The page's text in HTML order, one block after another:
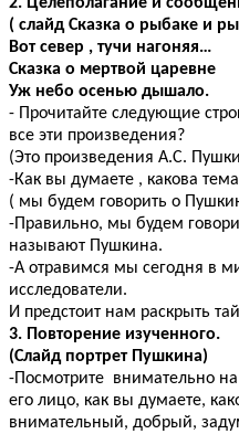
( слайд Сказка о рыбаке и
Вот север , тучи нагоняя…
Сказка о мертвой царевне
Уж небо осенью дышало.
- Прочитайте следующие
все эти произведения?
(Это произведения А.С.
-Как вы думаете , какова
( мы будем говорить о
-Правильно, мы будем
называют Пушкина.
-А отравимся мы сегодня в
исследователи.
И предстоит нам раскрыть
3. Повторение изученного.
(Слайд портрет Пушкина)
-Посмотрите внимательно на
его лицо, как вы думаете,
внимательный, добрый,